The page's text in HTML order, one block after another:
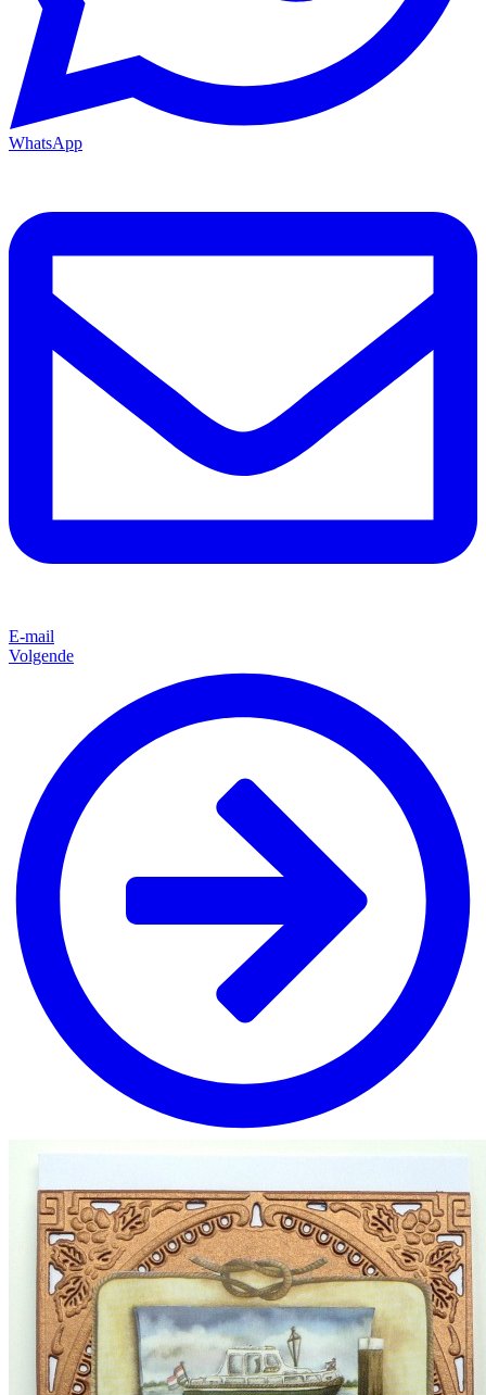
WhatsApp
E-mail
Volgende